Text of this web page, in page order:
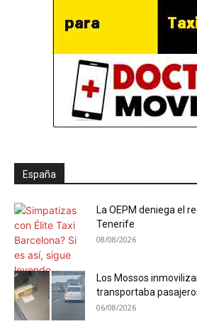
España
La OEPM deniega el
Tenerife
08/08/2026
Los Mossos
transportaba
06/08/2026